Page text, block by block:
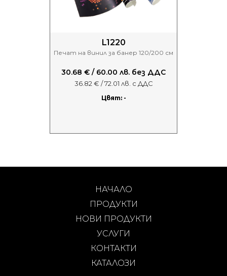
L1220
Печат на винил за банер 120/200 см
30.68 € / 60.00 лв. без ДДС
36.82 € / 72.01 лв. с ДДС
Цвят: -
НАЧАЛО
ПРОДУКТИ
НОВИ ПРОДУКТИ
УСЛУГИ
КОНТАКТИ
КАТАЛОЗИ